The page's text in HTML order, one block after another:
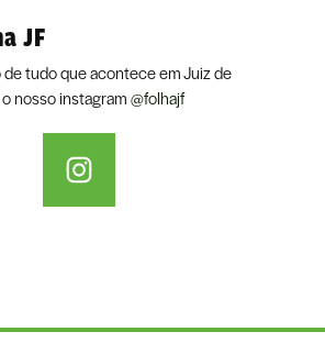
JF
tudo que acontece em Juiz de
o nosso instagram@folhajf